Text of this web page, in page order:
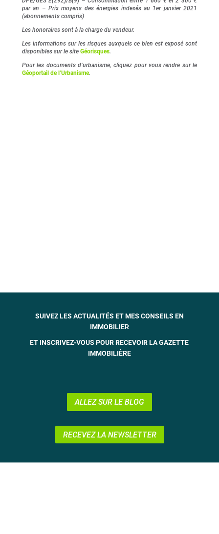
par an – Prix moyens des énergies indexés au 1er janvier 2021
(abonnements compris)
Les honoraires sont à la charge du vendeur.
Les informations sur les risques auxquels ce bien est exposé sont
disponibles sur le site Géorisques.
Pour les documents d’urbanisme, cliquez pour vous rendre sur le
Géoportail de l’Urbanisme.
SUIVEZ LES ACTUALITÉS ET MES CONSEILS EN
IMMOBILIER
ET INSCRIVEZ-VOUS POUR RECEVOIR LA GAZETTE
IMMOBILIÈRE
ALLEZ SUR LE BLOG
RECEVEZ LA NEWSLETTER